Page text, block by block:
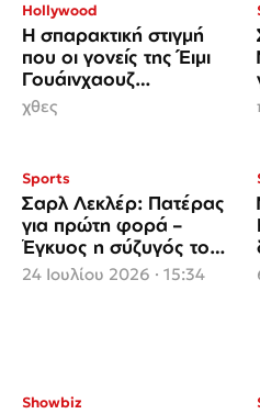
Hollywood
Η σπαρακτική στιγμή
που οι γονείς της Έιμι
Γουάινχαουζ
επισκέπτονται τον τάφο
της, 15 χρόνια μετά τον
χθες
Sports
Σαρλ Λεκλέρ: Πατέρας
για πρώτη φορά –
Έγκυος η σύζυγός του,
Αλεξάντρα
24 Ιουλίου 2026 · 15:34
Showbiz